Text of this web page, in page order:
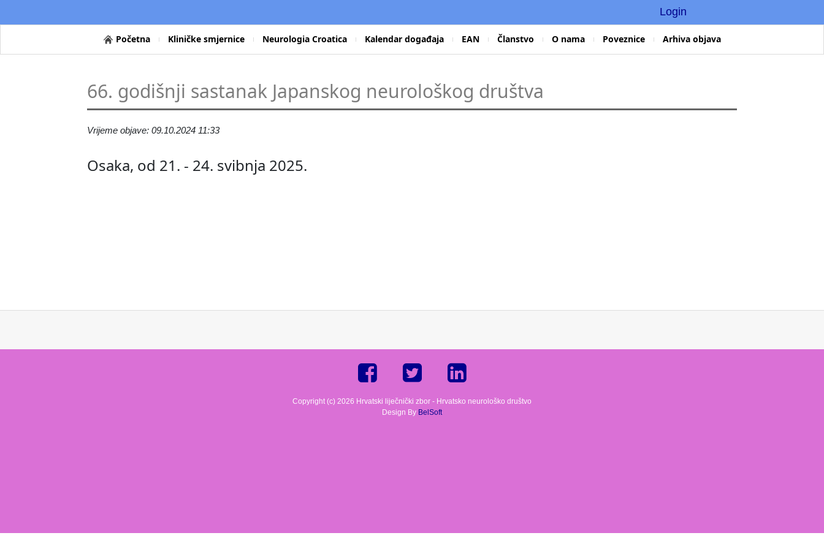
Login
Početna Kliničke smjernice Neurologia Croatica Kalendar događaja EAN Članstvo O nama Poveznice Arhiva objava
66. godišnji sastanak Japanskog neurološkog društva
Vrijeme objave: 09.10.2024 11:33
Osaka, od 21. - 24. svibnja 2025.
Copyright (c) 2026 Hrvatski liječnički zbor - Hrvatsko neurološko društvo
Design By BelSoft